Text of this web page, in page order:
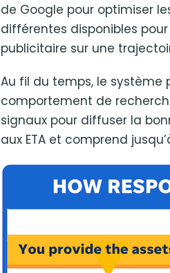
de Google pour optimiser
différentes disponibles
publicitaire sur une
Au fil du temps, le système
comportement de
signaux pour diffuser la
aux ETA et comprend